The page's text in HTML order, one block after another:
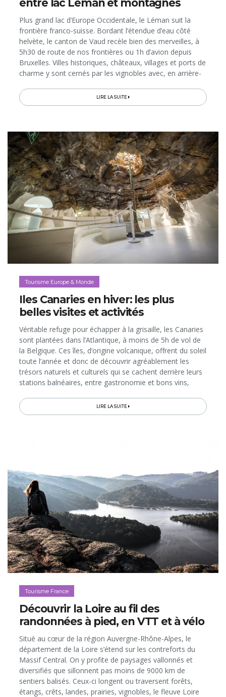
entre lac Léman et montagnes
Plus grand lac d’Europe Occidentale, le Léman suit la
frontière franco-suisse. Bordant l’étendue d’eau côté
helvète, le canton de Vaud recèle bien des merveilles, à
5h30 de route de nos frontières ou 1h d’avion depuis
Bruxelles. Villes historiques, châteaux, villages et ports de
charme y sont cernés par les vignobles avec, en arrière-
LIRE LA SUITE
Tourisme Europe & Monde
Iles Canaries en hiver: les plus
belles visites et activités
Véritable refuge pour échapper à la grisaille, les Canaries
sont plantées dans l’Atlantique, à moins de 5h de vol de
la Belgique. Ces îles, d’origine volcanique, offrent du soleil
toute l’année et donc de découvrir agréablement les
trésors naturels et culturels qui se cachent derrière leurs
stations balnéaires, entre gastronomie et bons vins,
LIRE LA SUITE
Tourisme France
Découvrir la Loire au fil des
randonnées à pied, en VTT et à vélo
Situé au cœur de la région Auvergne-Rhône-Alpes, le
département de la Loire s’étend sur les contreforts du
Massif Central. On y profite de paysages vallonnés et
diversifiés que sillonnent pas moins de 9000 km de
sentiers balisés. Ceux-ci longent ou traversent forêts,
étangs, crêts, landes, prairies, vignobles, le fleuve Loire